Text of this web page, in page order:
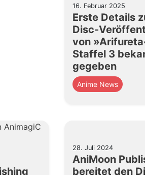
16. Februar 2025
Erste Details
Disc-
von
Staffel 3
gegeben
Anime News
28. Juli 2024
AniMoon
bereitet den